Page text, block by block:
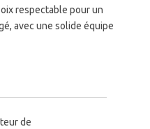
respectable pour un
avec une solide équipe